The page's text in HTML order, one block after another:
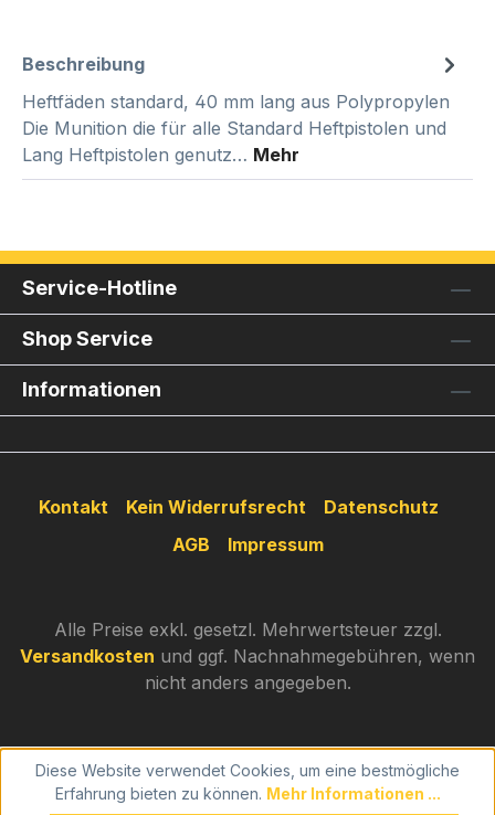
Beschreibung
Heftfäden standard, 40 mm lang aus Polypropylen
Die Munition die für alle Standard Heftpistolen und
Lang Heftpistolen genutz… Mehr
Service-Hotline
Shop Service
Informationen
Kontakt Kein Widerrufsrecht
Datenschutz
AGB
Impressum
Alle Preise exkl. gesetzl. Mehrwertsteuer zzgl.
Versandkosten und ggf. Nachnahmegebühren, wenn
nicht anders angegeben.
Diese Website verwendet Cookies, um eine bestmögliche
Erfahrung bieten zu können. Mehr Informationen ...